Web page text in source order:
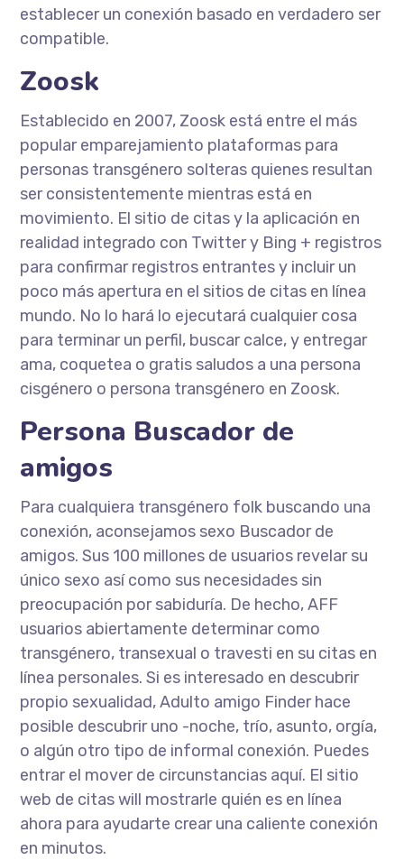
establecer un conexión basado en verdadero ser
compatible.
Zoosk
Establecido en 2007, Zoosk está entre el más
popular emparejamiento plataformas para
personas transgénero solteras quienes resultan
ser consistentemente mientras está en
movimiento. El sitio de citas y la aplicación en
realidad integrado con Twitter y Bing + registros
para confirmar registros entrantes y incluir un
poco más apertura en el sitios de citas en línea
mundo. No lo hará lo ejecutará cualquier cosa
para terminar un perfil, buscar calce, y entregar
ama, coquetea o gratis saludos a una persona
cisgénero o persona transgénero en Zoosk.
Persona Buscador de
amigos
Para cualquiera transgénero folk buscando una
conexión, aconsejamos sexo Buscador de
amigos. Sus 100 millones de usuarios revelar su
único sexo así como sus necesidades sin
preocupación por sabiduría. De hecho, AFF
usuarios abiertamente determinar como
transgénero, transexual o travesti en su citas en
línea personales. Si es interesado en descubrir
propio sexualidad, Adulto amigo Finder hace
posible descubrir uno -noche, trío, asunto, orgía,
o algún otro tipo de informal conexión. Puedes
entrar el mover de circunstancias aquí. El sitio
web de citas will mostrarle quién es en línea
ahora para ayudarte crear una caliente conexión
en minutos.